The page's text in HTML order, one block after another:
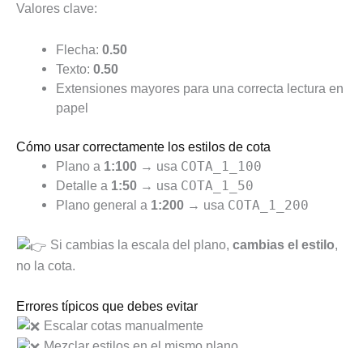
Valores clave:
Flecha:0.50
Texto:0.50
Extensiones mayores para una correcta lectura en
papel
Cómo usar correctamente los estilos de cota
Plano a 1:100 → usa COTA_1_100
Detalle a 1:50 → usa COTA_1_50
Plano general a 1:200 → usa COTA_1_200
Si cambias la escala del plano,cambias el estilo,
no la cota.
Errores típicos que debes evitar
Escalar cotas manualmente